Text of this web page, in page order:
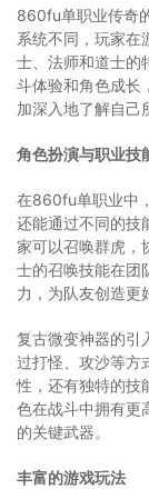
860fu单职业传奇
系统不同，玩家在
士、法师和道士的
斗体验和角色成长
加深入地了解自己
角色扮演与职业技
在860fu单职业中
还能通过不同的技
家可以召唤群虎，
士的召唤技能在团
力，为队友创造更
复古微变神器的引
过打怪、攻沙等方
性，还有独特的技
色在战斗中拥有更
的关键武器。
丰富的游戏玩法